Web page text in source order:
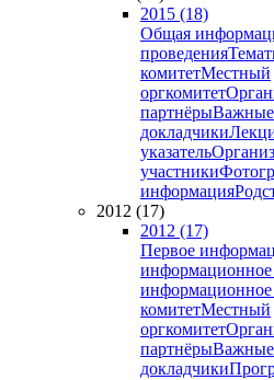
2015 (18)
Общая
проведения
комитетМестный
оргкомитет
партнёры
докладчики
указатель
участники
информация
2012 (17)
2012 (17)
Первое
комитетМестный
оргкомитет
партнёры
докладчики